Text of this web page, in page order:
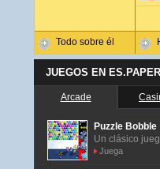
Todo sobre él
JUEGOS EN
Arcade
Puzzle Bobble
Un clásico
Juega